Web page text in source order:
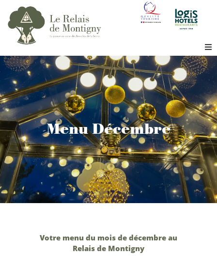
Bienvenue
L’hôtel
Le restaurant
Le Bois
Séminaire
La région
Menu Décembre
Votre menu du mois de décembre au
Relais de Montigny